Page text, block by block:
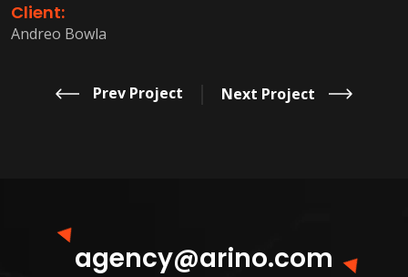
Client:
Andreo Bowla
Prev Project Next Project
agency@arino.com